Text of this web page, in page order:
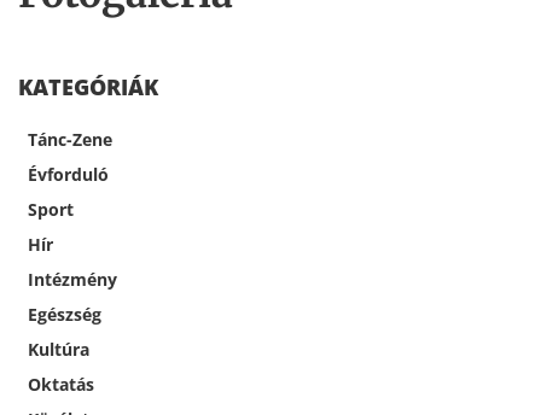
KATEGÓRIÁK
Tánc-Zene
Évforduló
Sport
Hír
Intézmény
Egészség
Kultúra
Oktatás